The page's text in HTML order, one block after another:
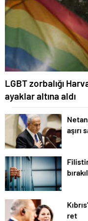
LGBT zorbalığı
ayaklar altına aldı
aşırı
ret